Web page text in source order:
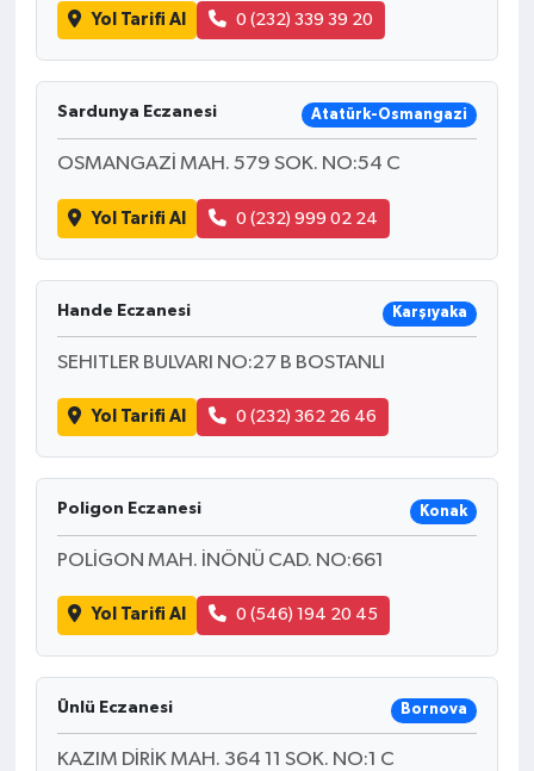
Yol Tarifi Al 0 (232) 339 39 20
Sardunya Eczanesi Atatürk-Osmangazi
OSMANGAZİ MAH. 579 SOK. NO:54 C
Yol Tarifi Al 0 (232) 999 02 24
Hande Eczanesi Karşıyaka
SEHITLER BULVARI NO:27 B BOSTANLI
Yol Tarifi Al 0 (232) 362 26 46
Poligon Eczanesi Konak
POLİGON MAH. İNÖNÜ CAD. NO:661
Yol Tarifi Al 0 (546) 194 20 45
Ünlü Eczanesi Bornova
KAZIM DİRİK MAH. 364 11 SOK. NO:1 C